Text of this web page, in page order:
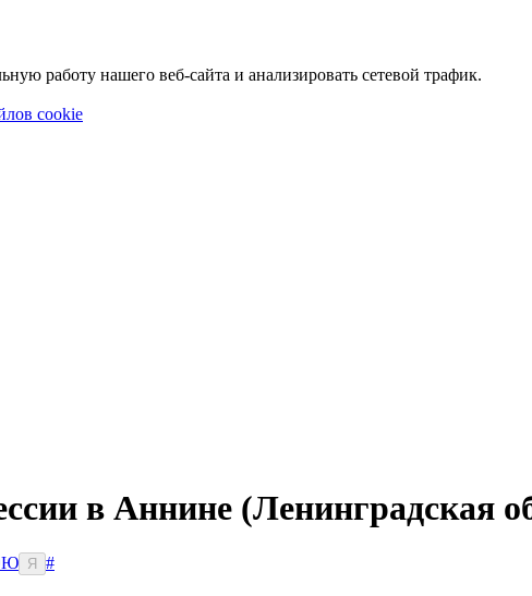
работу нашего веб-сайта и анализировать сетевой трафик.
cookie
в Аннине (Ленинградская
Ю Я
#